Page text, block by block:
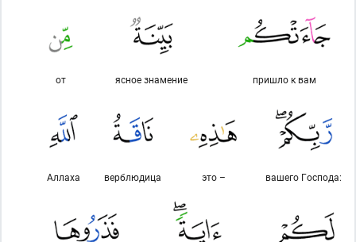
пришло к вам
ясное знамение
от
вашего Господа:
это –
верблюдица
Аллаха